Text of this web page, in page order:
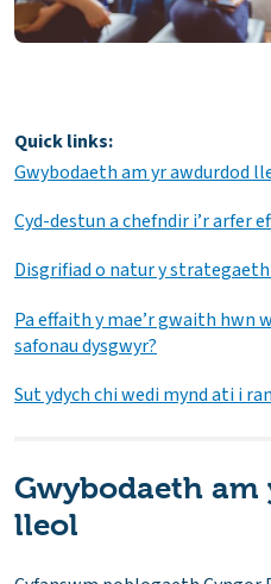
Quick links:
Gwybodaeth am yr awdurdod
Cyd-destun a chefndir i’r arfer
Disgrifiad o natur y
Pa effaith y mae’r gwaith hwn
safonau dysgwyr?
Sut ydych chi wedi mynd ati i
Gwybodaeth
lleol